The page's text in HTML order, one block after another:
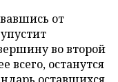
от
во второй
всего, останутся